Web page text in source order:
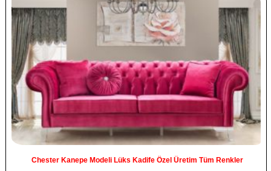
Chester Kanepe Modeli Lüks Kadife Özel Üretim Tüm Renkler